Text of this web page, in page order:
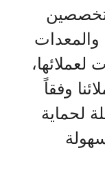
والمعدات
وفقاً
لحماية